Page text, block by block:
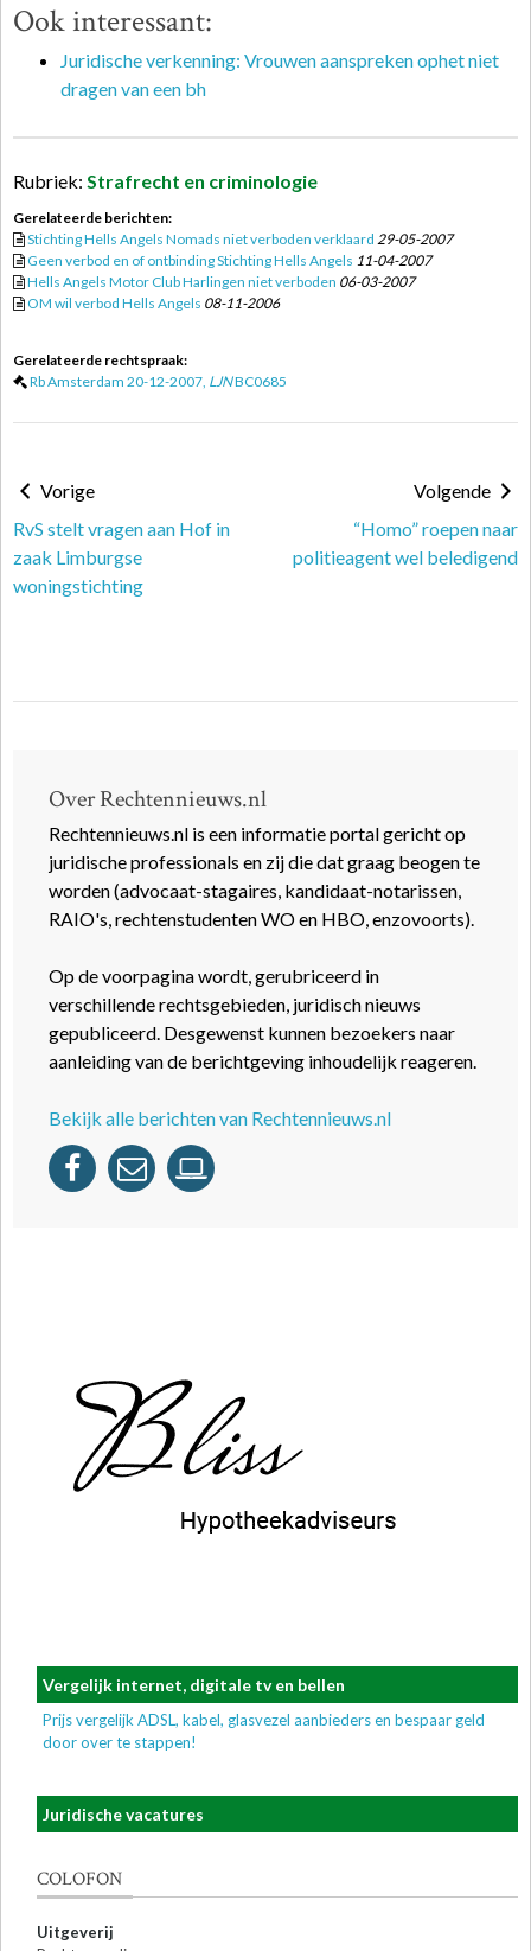
Ook interessant:
Juridische verkenning: Vrouwen aanspreken ophet niet
dragen van een bh
Rubriek: Strafrecht en criminologie
Gerelateerde berichten:
Stichting Hells Angels Nomads niet verboden verklaard 29-05-2007
Geen verbod en of ontbinding Stichting Hells Angels 11-04-2007
Hells Angels Motor Club Harlingen niet verboden 06-03-2007
OM wil verbod Hells Angels 08-11-2006
Gerelateerde rechtspraak:
Rb Amsterdam 20-12-2007, LJNBC0685
Vorige
RvS stelt vragen aan Hof in
zaak Limburgse
woningstichting
Volgende
“Homo” roepen naar
politieagent wel beledigend
Over Rechtennieuws.nl
Rechtennieuws.nl is een informatie portal gericht op
juridische professionals en zij die dat graag beogen te
worden (advocaat-stagaires, kandidaat-notarissen,
RAIO's, rechtenstudenten WO en HBO, enzovoorts).
Op de voorpagina wordt, gerubriceerd in
verschillende rechtsgebieden, juridisch nieuws
gepubliceerd. Desgewenst kunnen bezoekers naar
aanleiding van de berichtgeving inhoudelijk reageren.
Bekijk alle berichten van Rechtennieuws.nl
Vergelijk internet, digitale tv en bellen
Prijs vergelijk ADSL, kabel, glasvezel aanbieders en bespaar geld
door over te stappen!
Juridische vacatures
COLOFON
Uitgeverij